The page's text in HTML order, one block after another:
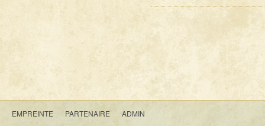
EMPREINTE PARTENAIRE ADMIN